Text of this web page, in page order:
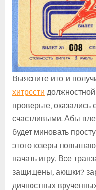
Выясните итоги
хитрости
проверьте,
счастливыми. Абы
будет миновать
этого юзеры
начать игру. Все
защищены, аюшки?
дичностных